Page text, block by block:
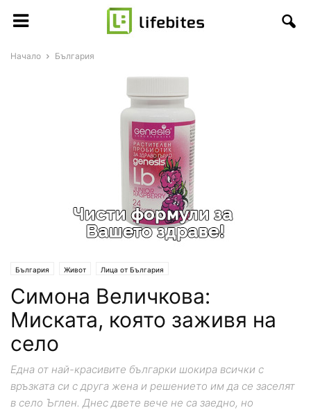
Начало България
България Живот Лица от България
Симона Величкова:
Миската, която заживя на
село
Една от най-красивите българки шокира всички с
връзката си с друга жена и решението им да се заселят
в село Ъглен. Днес двете вече не са заедно, но